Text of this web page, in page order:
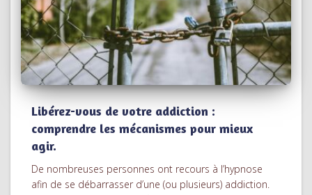
Libérez-vous de votre addiction :
comprendre les mécanismes pour mieux
agir.
De nombreuses personnes ont recours à l’hypnose
afin de se débarrasser d’une (ou plusieurs) addiction.